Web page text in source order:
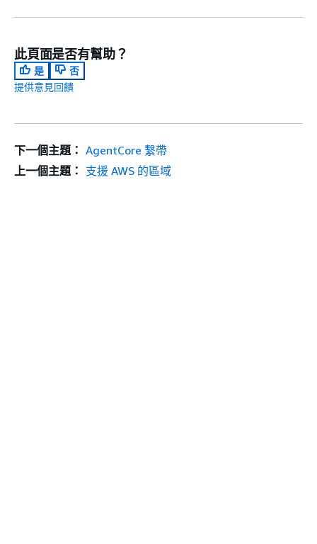
此頁面是否有幫助？
是
否
提供意見回饋
下一個主題： AgentCore 繫帶
上一個主題： 支援 AWS 的區域